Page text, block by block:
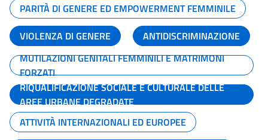
PARITÀ DI GENERE ED EMPOWERMENT FEMMINILE
VIOLENZA DI GENERE
ANTIDISCRIMINAZIONE
MUTILAZIONI GENITALI FEMMINILI E MATRIMONI
FORZATI
RIQUALIFICAZIONE SOCIALE E CULTURALE DELLE
AREE URBANE DEGRADATE
ATTIVITÀ INTERNAZIONALI ED EUROPEE